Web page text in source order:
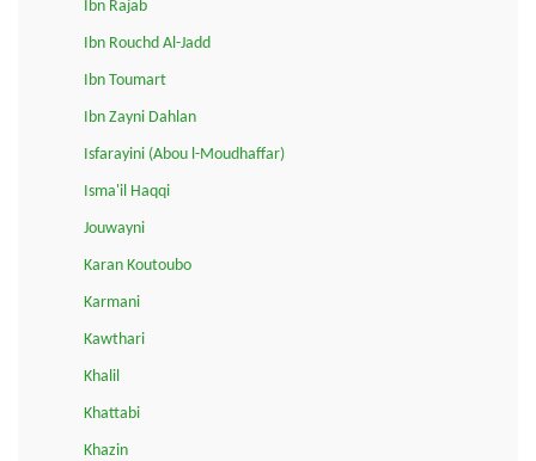
Ibn Rajab
Ibn Rouchd Al-Jadd
Ibn Toumart
Ibn Zayni Dahlan
Isfarayini (Abou l-Moudhaffar)
Isma'il Haqqi
Jouwayni
Karan Koutoubo
Karmani
Kawthari
Khalil
Khattabi
Khazin